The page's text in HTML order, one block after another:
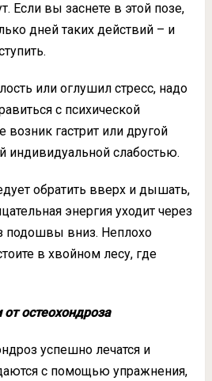
Если вы заснете в этой позе,
дней таких действий – и
или оглушил стресс, надо
с психической
возник гастрит или другой
индивидуальной слабостью.
обратить вверх и дышать,
энергия уходит через
подошвы вниз. Неплохо
в хвойном лесу, где
остеохондроза
успешно лечатся и
с помощью упражнения,